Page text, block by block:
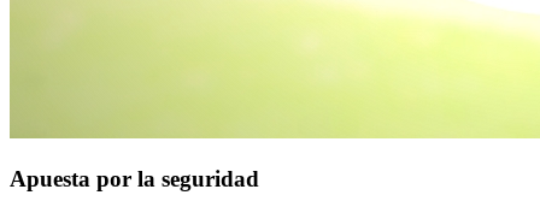
Apuesta por la seguridad